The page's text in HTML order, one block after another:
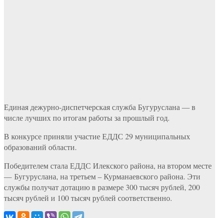
Единая дежурно-диспетчерская служба Бугуруслана — в
числе лучших по итогам работы за прошлый год.
В конкурсе приняли участие ЕДДС 29 муниципальных
образований области.
Победителем стала ЕДДС Илекского района, на втором месте
— Бугуруслана, на третьем – Курманаевского района. Эти
службы получат дотацию в размере 300 тысяч рублей, 200
тысяч рублей и 100 тысяч рублей соответственно.